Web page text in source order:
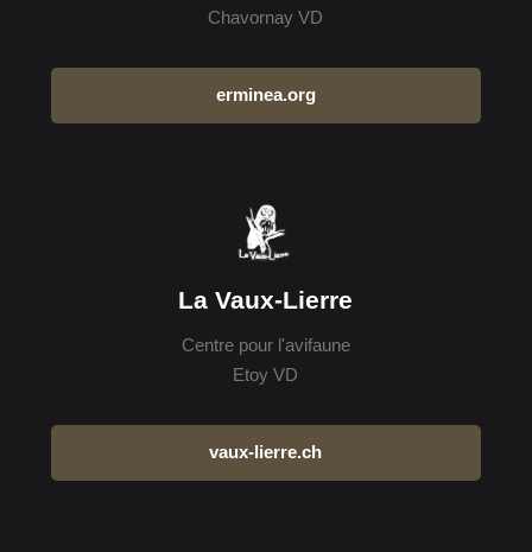
Chavornay VD
erminea.org
La Vaux-Lierre
Centre pour l'avifaune
Etoy VD
vaux-lierre.ch